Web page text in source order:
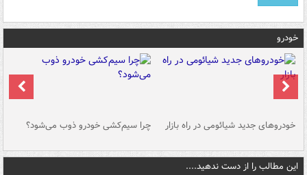
خودرو
خودروهای جدید شیائومی در راه بازار چرا سیم‌کشی خودرو ذوب می‌شود؟
این مطالب را از دست ندهید....